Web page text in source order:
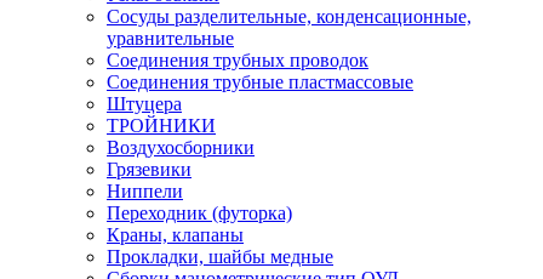
Сосуды разделительные, конденсационные,
уравнительные
Соединения трубных проводок
Соединения трубные пластмассовые
Штуцера
ТРОЙНИКИ
Воздухосборники
Грязевики
Ниппели
Переходник (футорка)
Краны, клапаны
Прокладки, шайбы медные